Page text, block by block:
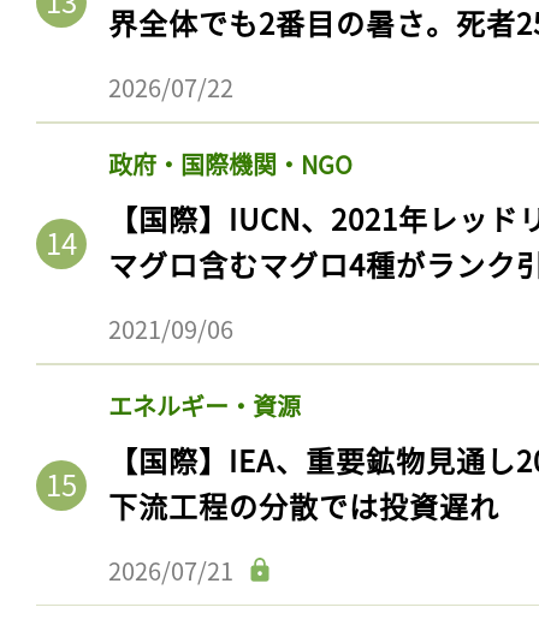
界全体でも2番目の暑さ。死者
2026/07/22
政府・国際機関・NGO
【国際】IUCN、2021年レッ
マグロ含むマグロ4種がランク
2021/09/06
エネルギー・資源
【国際】IEA、重要鉱物見通
下流工程の分散では投資遅れ
2026/07/21